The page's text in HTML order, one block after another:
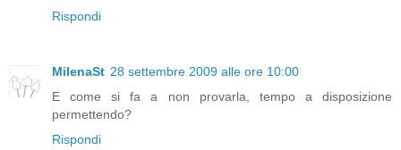
Rispondi
MilenaSt 28 settembre 2009 alle ore 10:00
E come si fa a non provarla, tempo a disposizione
permettendo?
Rispondi